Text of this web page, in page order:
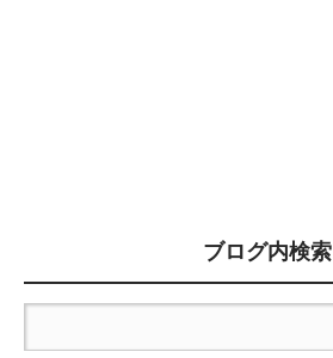
ブログ内検索